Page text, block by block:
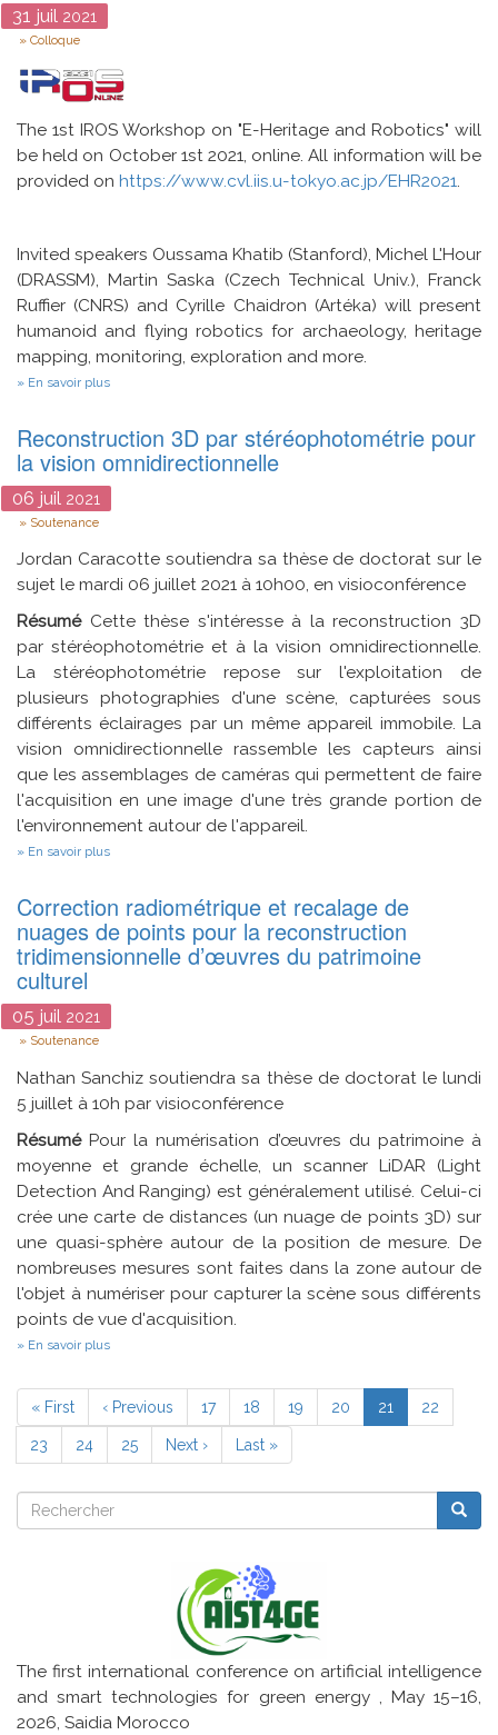
31 juil 2021
Type
Colloque
The 1st IROS Workshop on "E-Heritage and Robotics" will
be held on October 1st 2021, online. All information will be
provided on https://www.cvl.iis.u-tokyo.ac.jp/EHR2021.
Invited speakers Oussama Khatib (Stanford), Michel L'Hour
(DRASSM), Martin Saska (Czech Technical Univ.), Franck
Ruffier (CNRS) and Cyrille Chaidron (Artéka) will present
humanoid and flying robotics for archaeology, heritage
mapping, monitoring, exploration and more.
En savoir plus
on
E-
Heritage
and
Call
for
participation
Reconstruction 3D par stéréophotométrie pour
la vision omnidirectionnelle
06 juil 2021
Type
Soutenance
Jordan Caracotte soutiendra sa thèse de doctorat sur le
sujet le mardi 06 juillet 2021 à 10h00, en visioconférence
RésuméCette thèse s'intéresse à la reconstruction 3D
par stéréophotométrie et à la vision omnidirectionnelle.
La stéréophotométrie repose sur l'exploitation de
plusieurs photographies d'une scène, capturées sous
différents éclairages par un même appareil immobile. La
vision omnidirectionnelle rassemble les capteurs ainsi
que les assemblages de caméras qui permettent de faire
l'acquisition en une image d'une très grande portion de
l'environnement autour de l'appareil.
En savoir plus
par
stéréophotométrie
pour
la
Correction radiométrique et recalage de
nuages de points pour la reconstruction
tridimensionnelle d’œuvres du patrimoine
culturel
05 juil 2021
Type
Soutenance
Nathan Sanchiz soutiendra sa thèse de doctorat le lundi
5 juillet à 10h par visioconférence
RésuméPour la numérisation d’œuvres du patrimoine à
moyenne et grande échelle, un scanner LiDAR (Light
Detection And Ranging) est généralement utilisé. Celui-ci
crée une carte de distances (un nuage de points 3D) sur
une quasi-sphère autour de la position de mesure. De
nombreuses mesures sont faites dans la zone autour de
l'objet à numériser pour capturer la scène sous différents
points de vue d'acquisition.
En savoir plus
et
recalage
de
nuages
de
la
Pagination
Première
page
« First
Page
précédente
‹ Previous Page
17 Page
18 Page
19 Page
20
Page
courante
21 Page
22
Page
23 Page
24 Page
25
Page
suivante
Next ›
Dernière
page
Last »
Rechercher
Rechercher
The first international conference on artificial intelligence
and smart technologies for green energy , May 15–16,
2026, Saidia Morocco